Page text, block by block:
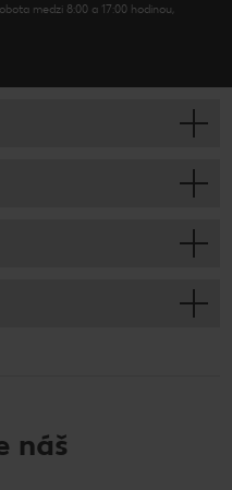
medzi 8:00 a 17:00 hodinou,
náš